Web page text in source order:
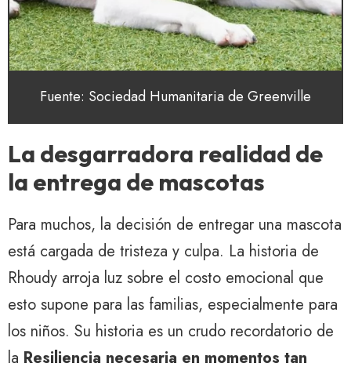
Fuente: Sociedad Humanitaria de Greenville
La desgarradora realidad de
la entrega de mascotas
Para muchos, la decisión de entregar una mascota
está cargada de tristeza y culpa. La historia de
Rhoudy arroja luz sobre el costo emocional que
esto supone para las familias, especialmente para
los niños. Su historia es un crudo recordatorio de
la Resiliencia necesaria en momentos tan